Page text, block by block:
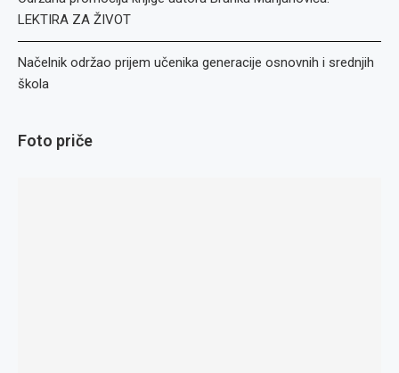
LEKTIRA ZA ŽIVOT
Načelnik održao prijem učenika generacije osnovnih i srednjih
škola
Foto priče